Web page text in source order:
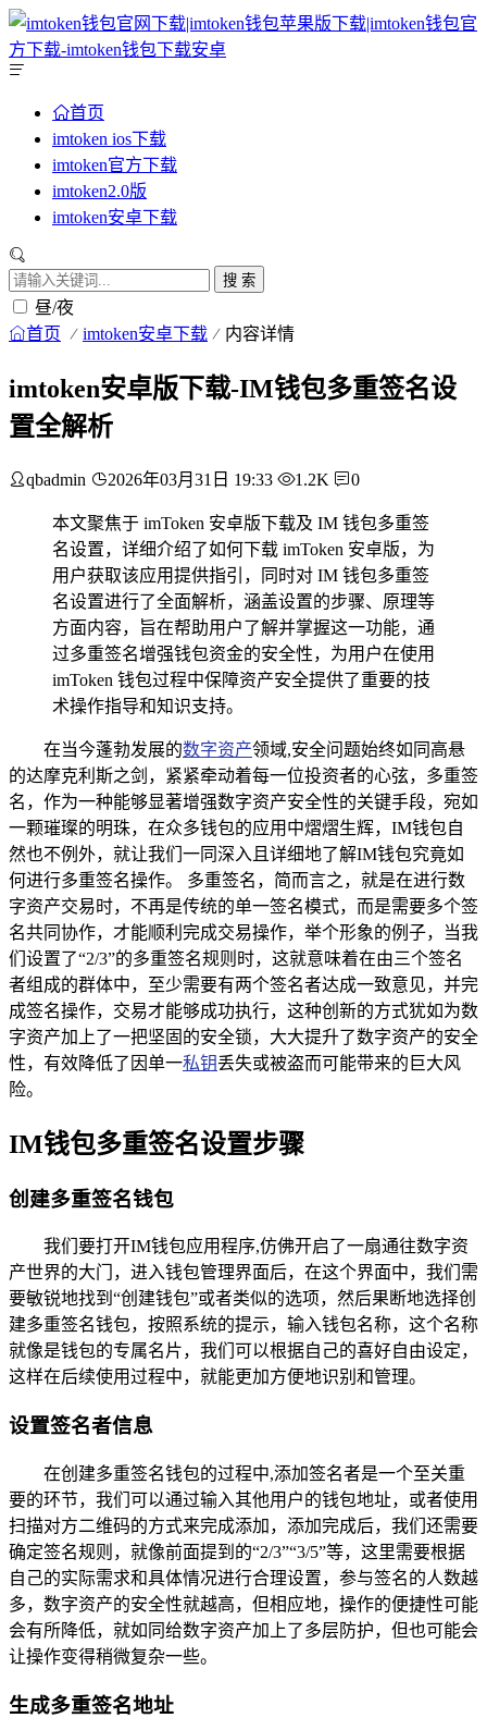
首页
imtoken ios下载
imtoken官方下载
imtoken2.0版
imtoken安卓下载
搜 索
昼/夜
首页 imtoken安卓下载 内容详情
imtoken安卓版下载-IM钱包多重签名设
置全解析
qbadmin 2026年03月31日 19:33 1.2K 0
本文聚焦于 imToken 安卓版下载及 IM 钱包多重签
名设置，详细介绍了如何下载 imToken 安卓版，为
用户获取该应用提供指引，同时对 IM 钱包多重签
名设置进行了全面解析，涵盖设置的步骤、原理等
方面内容，旨在帮助用户了解并掌握这一功能，通
过多重签名增强钱包资金的安全性，为用户在使用
imToken 钱包过程中保障资产安全提供了重要的技
术操作指导和知识支持。
在当今蓬勃发展的数字资产领域,安全问题始终如同高悬
的达摩克利斯之剑，紧紧牵动着每一位投资者的心弦，多重签
名，作为一种能够显著增强数字资产安全性的关键手段，宛如
一颗璀璨的明珠，在众多钱包的应用中熠熠生辉，IM钱包自
然也不例外，就让我们一同深入且详细地了解IM钱包究竟如
何进行多重签名操作。 多重签名，简而言之，就是在进行数
字资产交易时，不再是传统的单一签名模式，而是需要多个签
名共同协作，才能顺利完成交易操作，举个形象的例子，当我
们设置了“2/3”的多重签名规则时，这就意味着在由三个签名
者组成的群体中，至少需要有两个签名者达成一致意见，并完
成签名操作，交易才能够成功执行，这种创新的方式犹如为数
字资产加上了一把坚固的安全锁，大大提升了数字资产的安全
性，有效降低了因单一私钥丢失或被盗而可能带来的巨大风
险。
IM钱包多重签名设置步骤
创建多重签名钱包
我们要打开IM钱包应用程序,仿佛开启了一扇通往数字资
产世界的大门，进入钱包管理界面后，在这个界面中，我们需
要敏锐地找到“创建钱包”或者类似的选项，然后果断地选择创
建多重签名钱包，按照系统的提示，输入钱包名称，这个名称
就像是钱包的专属名片，我们可以根据自己的喜好自由设定，
这样在后续使用过程中，就能更加方便地识别和管理。
设置签名者信息
在创建多重签名钱包的过程中,添加签名者是一个至关重
要的环节，我们可以通过输入其他用户的钱包地址，或者使用
扫描对方二维码的方式来完成添加，添加完成后，我们还需要
确定签名规则，就像前面提到的“2/3”“3/5”等，这里需要根据
自己的实际需求和具体情况进行合理设置，参与签名的人数越
多，数字资产的安全性就越高，但相应地，操作的便捷性可能
会有所降低，就如同给数字资产加上了多层防护，但也可能会
让操作变得稍微复杂一些。
生成多重签名地址